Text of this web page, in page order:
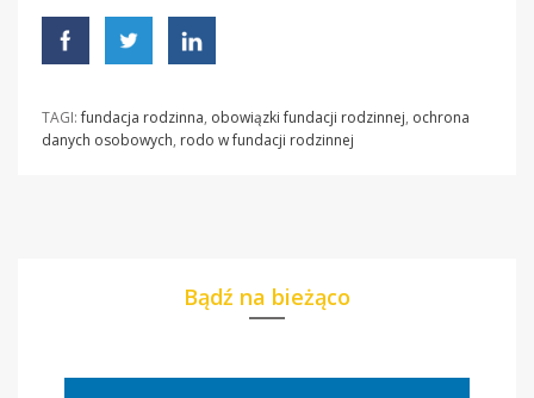
TAGI:fundacja rodzinna, obowiązki fundacji rodzinnej, ochrona
danych osobowych, rodo w fundacji rodzinnej
Bądź na bieżąco